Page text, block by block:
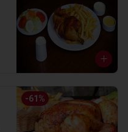
-61 %